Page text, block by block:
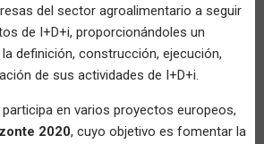
del sector agroalimentario a seguir
de I+D+i, proporcionándoles un
la definición, construcción, ejecución,
de sus actividades de I+D+i.
en varios proyectos europeos,
2020, cuyo objetivo es fomentar la